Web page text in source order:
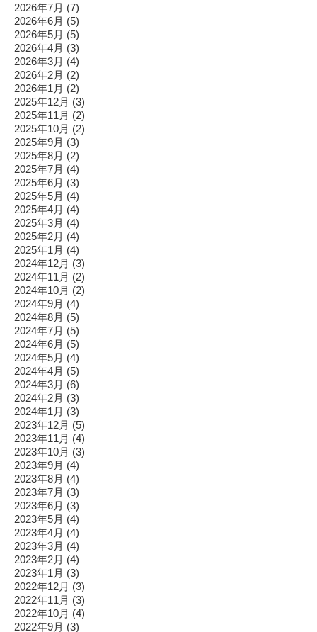
2026年7月 (7)
2026年6月 (5)
2026年5月 (5)
2026年4月 (3)
2026年3月 (4)
2026年2月 (2)
2026年1月 (2)
2025年12月 (3)
2025年11月 (2)
2025年10月 (2)
2025年9月 (3)
2025年8月 (2)
2025年7月 (4)
2025年6月 (3)
2025年5月 (4)
2025年4月 (4)
2025年3月 (4)
2025年2月 (4)
2025年1月 (4)
2024年12月 (3)
2024年11月 (2)
2024年10月 (2)
2024年9月 (4)
2024年8月 (5)
2024年7月 (5)
2024年6月 (5)
2024年5月 (4)
2024年4月 (5)
2024年3月 (6)
2024年2月 (3)
2024年1月 (3)
2023年12月 (5)
2023年11月 (4)
2023年10月 (3)
2023年9月 (4)
2023年8月 (4)
2023年7月 (3)
2023年6月 (3)
2023年5月 (4)
2023年4月 (4)
2023年3月 (4)
2023年2月 (4)
2023年1月 (3)
2022年12月 (3)
2022年11月 (3)
2022年10月 (4)
2022年9月 (3)